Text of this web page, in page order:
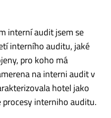
interní audit jsem se
interního auditu, jaké
pro koho má
na interni audit v
hotel jako
interniho auditu.